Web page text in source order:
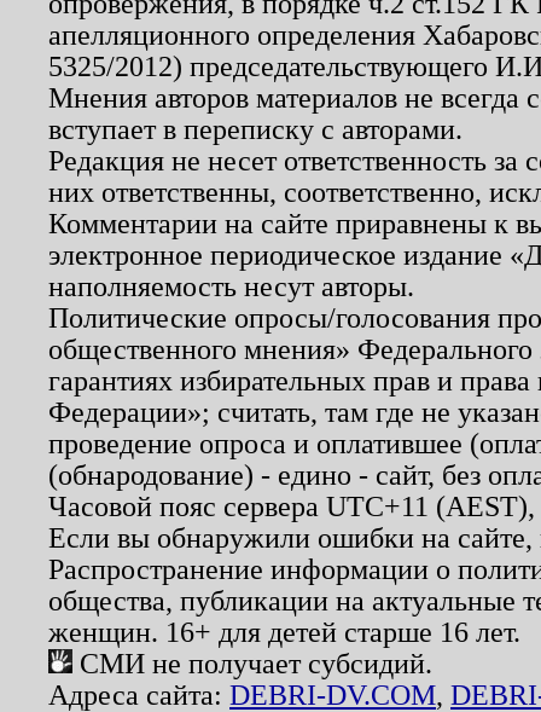
апелляционного определения
5325/2012) председательствующего
Мнения авторов материалов не
вступает в переписку с авторами.
Редакция не несет ответственность
них ответственны, соответственно,
Комментарии на сайте приравнены к
электронное периодическое издание
наполняемость несут авторы.
Политические опросы/голосования
общественного мнения»
гарантиях избирательных прав и
Федерации»; считать, там где не
проведение опроса и оплатившее
(обнародование) - едино - сайт, без
Часовой пояс сервера UTC+11
Если вы обнаружили ошибки на
Распространение информации о
общества, публикации на актуальные
женщин. 16+ для детей старше 16 лет.
СМИ не получает субсидий.
Адреса сайта: DEBRI-DV.COM,